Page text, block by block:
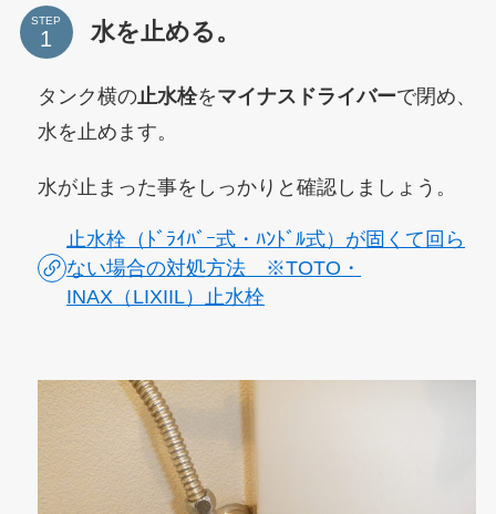
STEP 水を止める。
タンク横の止水栓をマイナスドライバーで閉め、
水を止めます。
水が止まった事をしっかりと確認しましょう。
止水栓（ﾄﾞﾗｲﾊﾞｰ式・ﾊﾝﾄﾞﾙ式）が固くて回ら
ない場合の対処方法 ※TOTO・
INAX（LIXIIL）止水栓